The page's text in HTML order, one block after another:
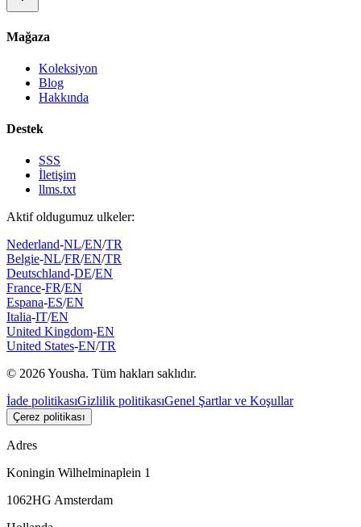
Mağaza
Koleksiyon
Blog
Hakkında
Destek
SSS
İletişim
llms.txt
Aktif oldugumuz ulkeler:
Nederland-NL/EN/TR
Belgie-NL/FR/EN/TR
Deutschland-DE/EN
France-FR/EN
Espana-ES/EN
Italia-IT/EN
United Kingdom-EN
United States-EN/TR
© 2026 Yousha. Tüm hakları saklıdır.
İade politikasıGizlilik politikasıGenel Şartlar ve Koşullar
Çerez politikası
Adres
Koningin Wilhelminaplein 1
1062HG Amsterdam